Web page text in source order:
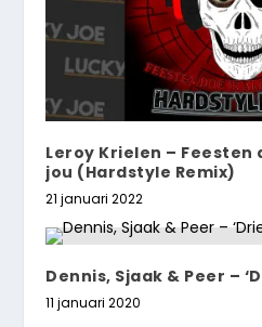
Leroy Krielen – Feesten
jou (Hardstyle Remix)
21 januari 2022
Dennis, Sjaak & Peer –
11 januari 2020